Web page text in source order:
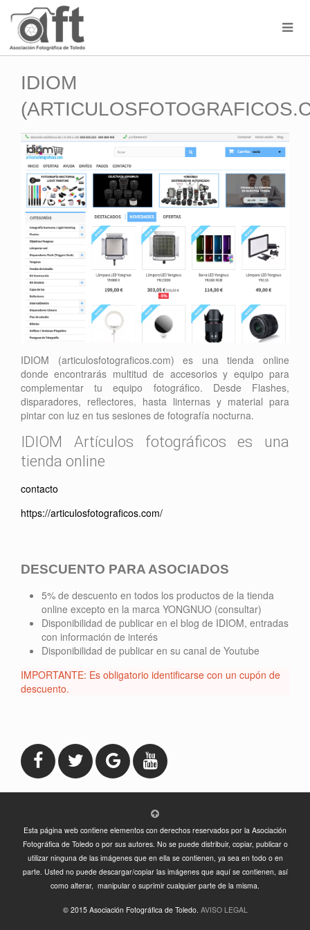
IDIOM
IDIOM (articulosfotograficos.com) es una tienda online
donde encontrarás multitud de accesorios y equipo para
complementar tu equipo fotográfico. Desde Flashes,
disparadores, reflectores, hasta linternas y material para
pintar con luz en tus sesiones de fotografía nocturna.
IDIOM Artículos fotográficos es una
tienda online
contacto
https://articulosfotograficos.com/
DESCUENTO PARA ASOCIADOS
5% de descuento en todos los productos de la tienda
online excepto en la marca YONGNUO (consultar)
Disponibilidad de publicar en el blog de IDIOM, entradas
con información de interés
Disponibilidad de publicar en su canal de Youtube
IMPORTANTE: Es obligatorio identificarse con un cupón de
descuento.
Esta página web contiene elementos con derechos reservados por la Asociación
Fotográfica de Toledo o por sus autores. No se puede distribuir, copiar, publicar o
utilizar ninguna de las imágenes que en ella se contienen, ya sea en todo o en
parte. Usted no puede descargar/copiar las imágenes que aquí se contienen, así
como alterar, manipular o suprimir cualquier parte de la misma.
© 2015 Asociación Fotográfica de Toledo. AVISO LEGAL